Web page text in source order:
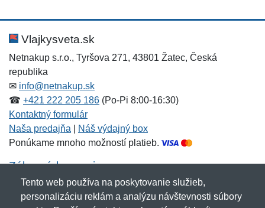
Hodnotenie:
Meno:*
E-mail:
Správa*
Meno:
E-mail:*
Správa*
Vlajkysveta.sk
Netnakup s.r.o., Tyršova 271, 43801 Žatec, Česká
republika
✉ info@netnakup.sk
☎ +421 222 205 186 (Po-Pi 8:00-16:30)
Kontaktný formulár
Naša predajňa
Náš výdajný box
Ponúkame mnoho možností platieb.
Zákaznícky servis
Novinky emailom
Tento web používa na poskytovanie služieb,
personalizáciu reklám a analýzu návštevnosti súbory